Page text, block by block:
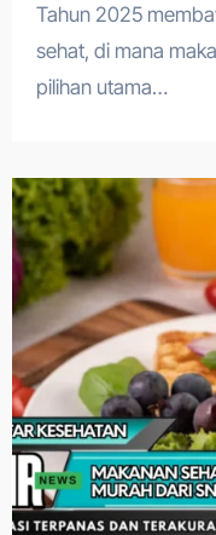
Tahun 2025 membawa tren baru dalam dunia kuliner
sehat, di mana
pilihan utama…